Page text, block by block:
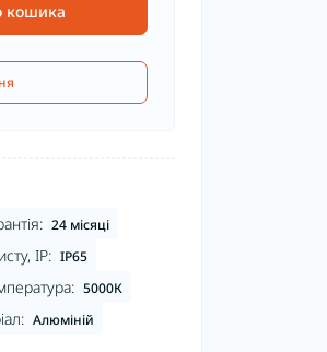
кошика
24 місяці
IP: IP65
5000К
Алюміній